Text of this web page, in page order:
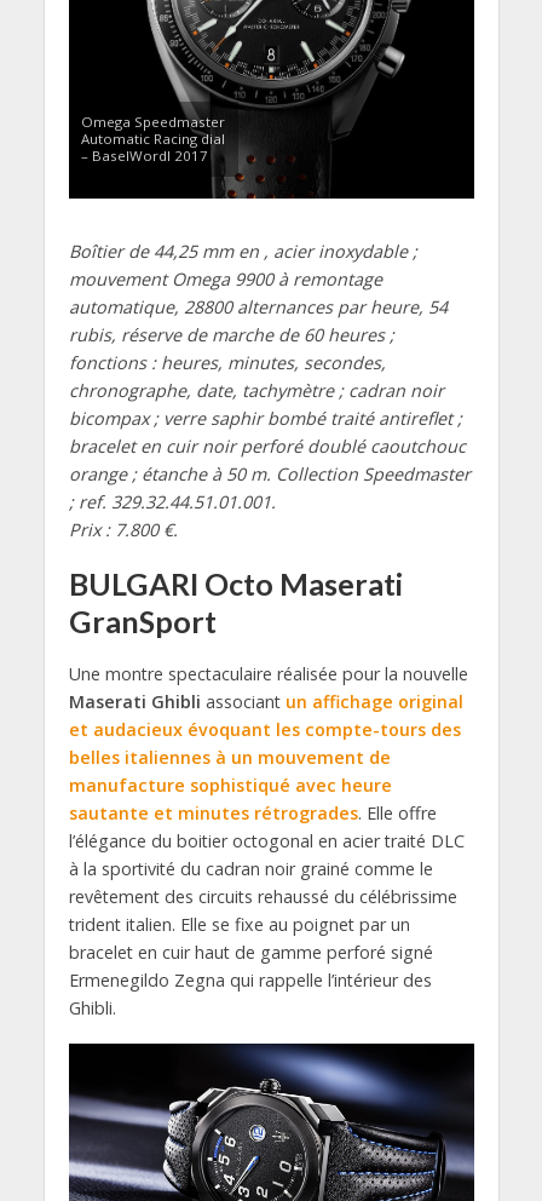
Omega Speedmaster
Automatic Racing dial
– BaselWordl 2017
Boîtier de 44,25 mm en , acier inoxydable ;
mouvement Omega 9900 à remontage
automatique, 28800 alternances par heure, 54
rubis, réserve de marche de 60 heures ;
fonctions : heures, minutes, secondes,
chronographe, date, tachymètre ; cadran noir
bicompax ; verre saphir bombé traité antireflet ;
bracelet en cuir noir perforé doublé caoutchouc
orange ; étanche à 50 m. Collection Speedmaster
; ref. 329.32.44.51.01.001.
Prix : 7.800 €.
BULGARI Octo Maserati
GranSport
Une montre spectaculaire réalisée pour la nouvelle
Maserati Ghibli associant un affichage original
et audacieux évoquant les compte-tours des
belles italiennes à un mouvement de
manufacture sophistiqué avec heure
sautante et minutes rétrogrades. Elle offre
l’élégance du boitier octogonal en acier traité DLC
à la sportivité du cadran noir grainé comme le
revêtement des circuits rehaussé du célébrissime
trident italien. Elle se fixe au poignet par un
bracelet en cuir haut de gamme perforé signé
Ermenegildo Zegna qui rappelle l’intérieur des
Ghibli.